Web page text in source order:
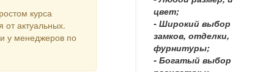
курса
от актуальных.
у менеджеров по
цвет;
- Широкий выбор
замков, отделки,
фурнитуры;
- Богатый выбор